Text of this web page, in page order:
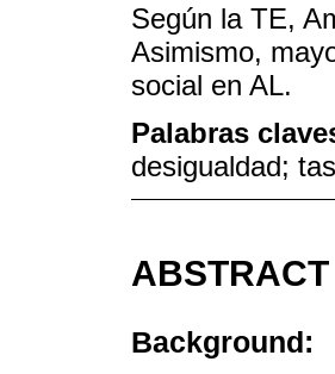
Según la TE,
Asimismo,
social en AL.
Palabras
desigualdad;
ABSTRACT
Background: